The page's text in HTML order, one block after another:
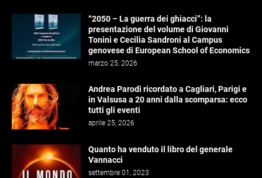
“2050 – La guerra dei ghiacci”: la
presentazione del volume di Giovanni
Tonini e Cecilia Sandroni al Campus
genovese di European School of Economics
marzo 25, 2026
Andrea Parodi ricordato a Cagliari, Parigi e
in Valsusa a 20 anni dalla scomparsa: ecco
tutti gli eventi
aprile 25, 2026
Quanto ha venduto il libro del generale
Vannacci
settembre 01, 2023